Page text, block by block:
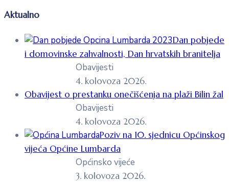
Aktualno
Dan pobjede
i domovinske zahvalnosti, Dan hrvatskih branitelja
Obavijesti
4. kolovoza 2026.
Obavijest o prestanku onečišćenja na plaži Bilin žal
Obavijesti
4. kolovoza 2026.
Poziv na 10. sjednicu Općinskog
vijeća Općine Lumbarda
Općinsko vijeće
3. kolovoza 2026.